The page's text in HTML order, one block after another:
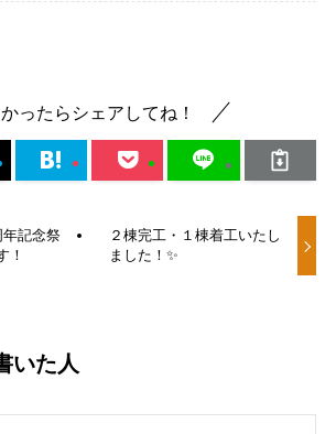
ったらシェアしてね！
年記念祭
！
２棟完工・１棟着工いたし
ました！✨
いた人